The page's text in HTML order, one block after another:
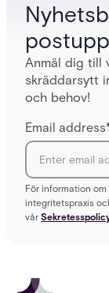
Anmäl dig till
skräddarsytt
och behov!
Email address
För information
integritetspraxis
vår